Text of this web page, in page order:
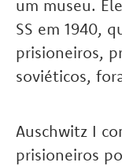
um museu. Ele
SS em 1940,
prisioneiros,
soviéticos,
Auschwitz I c
prisioneiros